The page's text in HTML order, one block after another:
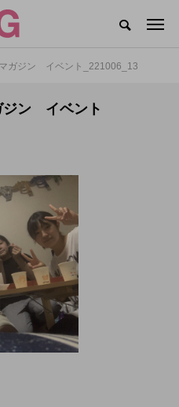
MEG’s DAYS 本社
MEG(メグ)オンライン
企業説明会開催！
ガジン イベント_221006_13
ジン イベント